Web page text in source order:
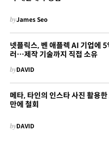
byJames Seo
넷플릭스, 벤 애플렉 AI 기업에
러…제작 기술까지 직접 소유
byDAVID
메타, 타인의 인스타 사진 활용
만에 철회
byDAVID